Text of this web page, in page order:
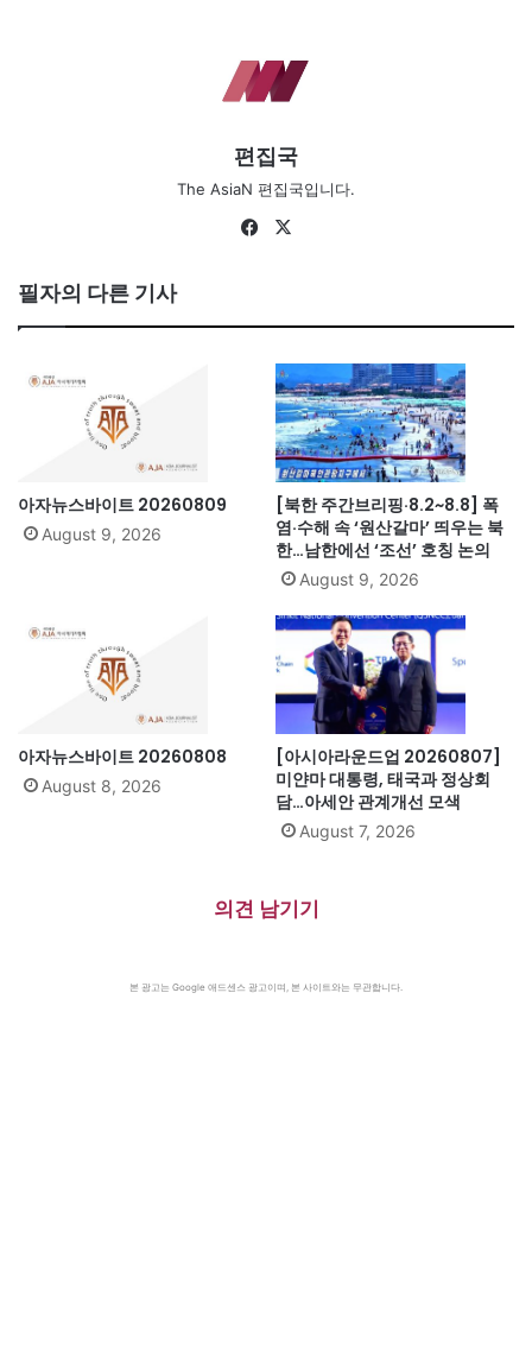
편집국
The AsiaN 편집국입니다.
Fa
필자의 다른 기사
아자뉴스바이트 20260809
August 9, 2026
[북한 주간브리핑·8.2~8.8] 폭
염·수해 속 ‘원산갈마’ 띄우는 북
한…남한에선 ‘조선’ 호칭 논의
August 9, 2026
아자뉴스바이트 20260808
August 8, 2026
[아시아라운드업 20260807]
미얀마 대통령, 태국과 정상회
담…아세안 관계개선 모색
August 7, 2026
의견 남기기
본 광고는 Google 애드센스 광고이며, 본 사이트와는 무관합니다.